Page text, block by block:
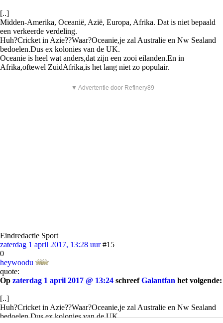
[..]
Midden-Amerika, Oceanië, Azië, Europa, Afrika. Dat is niet bepaald
een verkeerde verdeling.
Huh?Cricket in Azie??Waar?Oceanie,je zal Australie en Nw Sealand
bedoelen.Dus ex kolonies van de UK.
Oceanie is heel wat anders,dat zijn een zooi eilanden.En in
Afrika,oftewel ZuidAfrika,is het lang niet zo populair.
▼ Advertentie door Refinery89
Eindredactie Sport
zaterdag 1 april 2017, 13:28 uur #15
0
heywoodu
quote:
Op zaterdag 1 april 2017 @ 13:24 schreefGalantfan het volgende:
[..]
Huh?Cricket in Azie??Waar?Oceanie,je zal Australie en Nw Sealand
bedoelen.Dus ex kolonies van de UK.